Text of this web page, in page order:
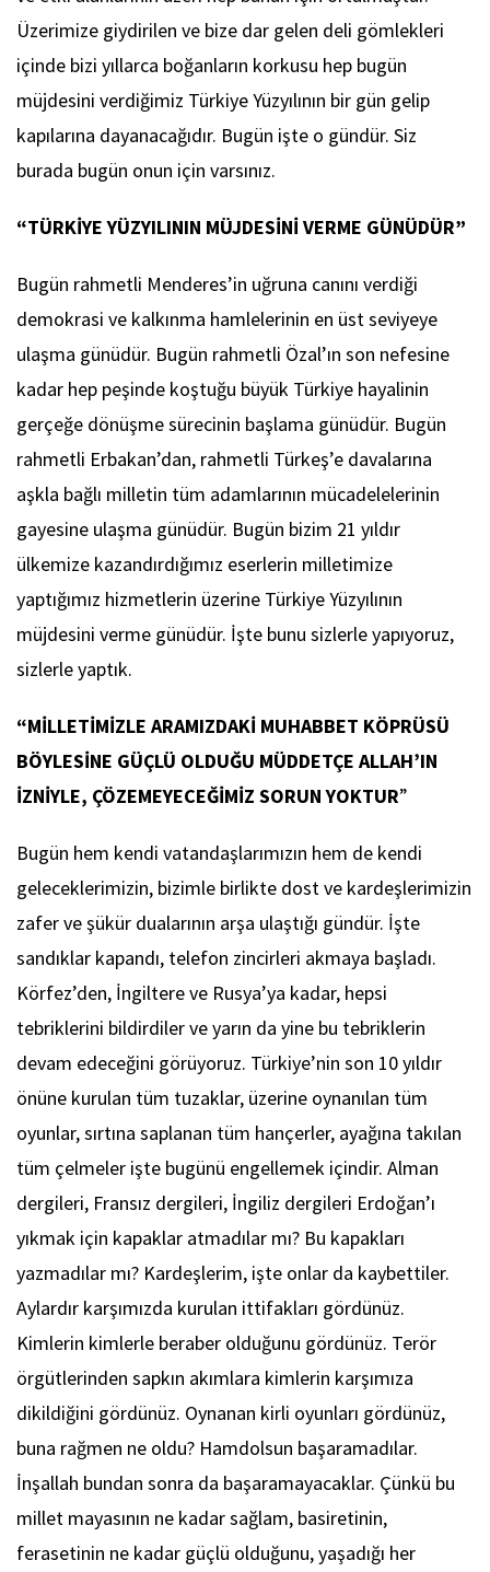
Üzerimize giydirilen ve bize dar gelen deli gömlekleri
içinde bizi yıllarca boğanların korkusu hep bugün
müjdesini verdiğimiz Türkiye Yüzyılının bir gün gelip
kapılarına dayanacağıdır. Bugün işte o gündür. Siz
burada bugün onun için varsınız.
“TÜRKİYE YÜZYILININ MÜJDESİNİ VERME GÜNÜDÜR”
Bugün rahmetli Menderes’in uğruna canını verdiği
demokrasi ve kalkınma hamlelerinin en üst seviyeye
ulaşma günüdür. Bugün rahmetli Özal’ın son nefesine
kadar hep peşinde koştuğu büyük Türkiye hayalinin
gerçeğe dönüşme sürecinin başlama günüdür. Bugün
rahmetli Erbakan’dan, rahmetli Türkeş’e davalarına
aşkla bağlı milletin tüm adamlarının mücadelelerinin
gayesine ulaşma günüdür. Bugün bizim 21 yıldır
ülkemize kazandırdığımız eserlerin milletimize
yaptığımız hizmetlerin üzerine Türkiye Yüzyılının
müjdesini verme günüdür. İşte bunu sizlerle yapıyoruz,
sizlerle yaptık.
“MİLLETİMİZLE ARAMIZDAKİ MUHABBET KÖPRÜSÜ
BÖYLESİNE GÜÇLÜ OLDUĞU MÜDDETÇE ALLAH’IN
İZNİYLE, ÇÖZEMEYECEĞİMİZ SORUN YOKTUR”
Bugün hem kendi vatandaşlarımızın hem de kendi
geleceklerimizin, bizimle birlikte dost ve kardeşlerimizin
zafer ve şükür dualarının arşa ulaştığı gündür. İşte
sandıklar kapandı, telefon zincirleri akmaya başladı.
Körfez’den, İngiltere ve Rusya’ya kadar, hepsi
tebriklerini bildirdiler ve yarın da yine bu tebriklerin
devam edeceğini görüyoruz. Türkiye’nin son 10 yıldır
önüne kurulan tüm tuzaklar, üzerine oynanılan tüm
oyunlar, sırtına saplanan tüm hançerler, ayağına takılan
tüm çelmeler işte bugünü engellemek içindir. Alman
dergileri, Fransız dergileri, İngiliz dergileri Erdoğan’ı
yıkmak için kapaklar atmadılar mı? Bu kapakları
yazmadılar mı? Kardeşlerim, işte onlar da kaybettiler.
Aylardır karşımızda kurulan ittifakları gördünüz.
Kimlerin kimlerle beraber olduğunu gördünüz. Terör
örgütlerinden sapkın akımlara kimlerin karşımıza
dikildiğini gördünüz. Oynanan kirli oyunları gördünüz,
buna rağmen ne oldu? Hamdolsun başaramadılar.
İnşallah bundan sonra da başaramayacaklar. Çünkü bu
millet mayasının ne kadar sağlam, basiretinin,
ferasetinin ne kadar güçlü olduğunu, yaşadığı her